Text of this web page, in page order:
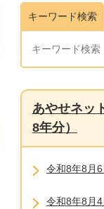
キーワード検索
あやせネッ
8年分）
令和8年8月
令和8年8月